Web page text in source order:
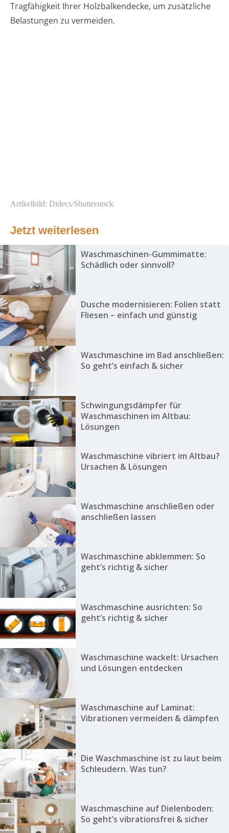
Tragfähigkeit Ihrer Holzbalkendecke, um zusätzliche
Belastungen zu vermeiden.
Artikelbild: Didecs/Shutterstock
Jetzt weiterlesen
Waschmaschinen-Gummimatte:
Schädlich oder sinnvoll?
Dusche modernisieren: Folien statt
Fliesen – einfach und günstig
Waschmaschine im Bad anschließen:
So geht’s einfach & sicher
Schwingungsdämpfer für
Waschmaschinen im Altbau:
Lösungen
Waschmaschine vibriert im Altbau?
Ursachen & Lösungen
Waschmaschine anschließen oder
anschließen lassen
Waschmaschine abklemmen: So
geht’s richtig & sicher
Waschmaschine ausrichten: So
geht’s richtig & sicher
Waschmaschine wackelt: Ursachen
und Lösungen entdecken
Waschmaschine auf Laminat:
Vibrationen vermeiden & dämpfen
Die Waschmaschine ist zu laut beim
Schleudern. Was tun?
Waschmaschine auf Dielenboden:
So geht’s vibrationsfrei & sicher